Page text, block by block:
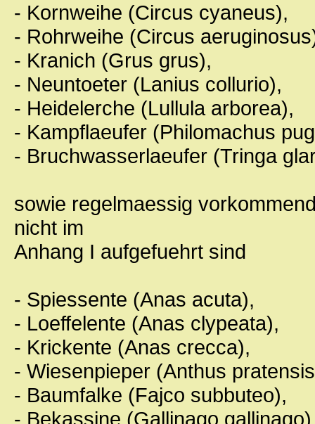
- Kornweihe (Circus cyaneus),
- Rohrweihe (Circus
- Kranich (Grus grus),
- Neuntoeter (Lanius collurio),
- Heidelerche (Lullula arborea),
- Kampflaeufer (Philomachus
- Bruchwasserlaeufer (Tringa
sowie regelmaessig
nicht im
Anhang I aufgefuehrt sind
- Spiessente (Anas acuta),
- Loeffelente (Anas clypeata),
- Krickente (Anas crecca),
- Wiesenpieper (Anthus
- Baumfalke (Fajco subbuteo),
- Bekassine (Gallinago